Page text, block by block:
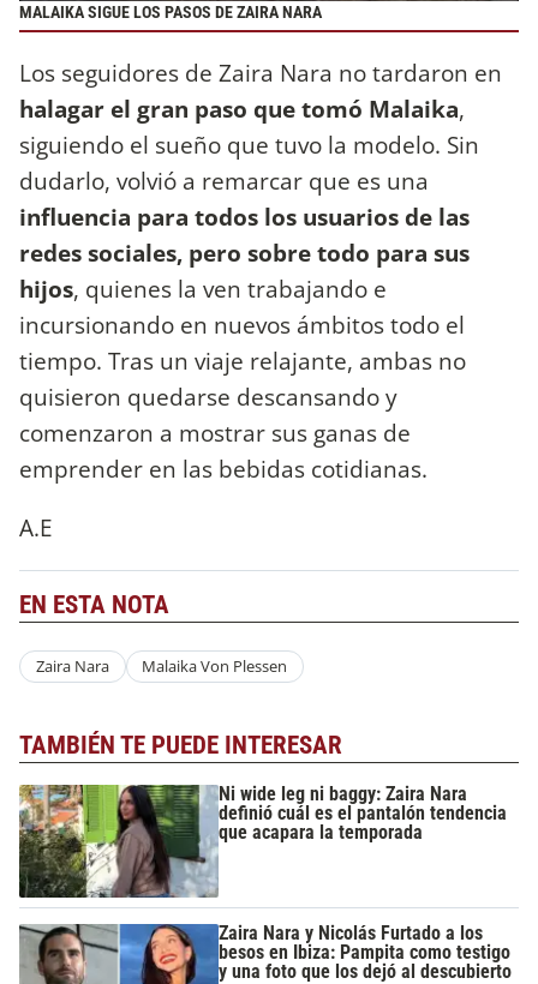
MALAIKA SIGUE LOS PASOS DE ZAIRA NARA
Los seguidores de Zaira Nara no tardaron en
halagar el gran paso que tomó Malaika,
siguiendo el sueño que tuvo la modelo. Sin
dudarlo, volvió a remarcar que es una
influencia para todos los usuarios de las
redes sociales, pero sobre todo para sus
hijos, quienes la ven trabajando e
incursionando en nuevos ámbitos todo el
tiempo. Tras un viaje relajante, ambas no
quisieron quedarse descansando y
comenzaron a mostrar sus ganas de
emprender en las bebidas cotidianas.
A.E
EN ESTA NOTA
Zaira Nara Malaika Von Plessen
TAMBIÉN TE PUEDE INTERESAR
Ni wide leg ni baggy: Zaira Nara
definió cuál es el pantalón tendencia
que acapara la temporada
Zaira Nara y Nicolás Furtado a los
besos en Ibiza: Pampita como testigo
y una foto que los dejó al descubierto